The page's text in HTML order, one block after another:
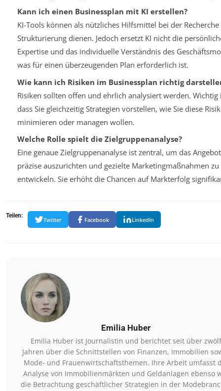
Kann ich einen Businessplan mit KI erstellen?
KI-Tools können als nützliches Hilfsmittel bei der
Strukturierung dienen. Jedoch ersetzt KI nicht die
Expertise und das individuelle Verständnis des
was für einen überzeugenden Plan erforderlich ist.
Wie kann ich Risiken im Businessplan richtig
Risiken sollten offen und ehrlich analysiert werden. Wichtig
dass Sie gleichzeitig Strategien vorstellen, wie Sie diese
minimieren oder managen wollen.
Welche Rolle spielt die Zielgruppenanalyse?
Eine genaue Zielgruppenanalyse ist zentral, um das Angebot
präzise auszurichten und gezielte Marketingmaßnahmen zu
entwickeln. Sie erhöht die Chancen auf Markterfolg
Teilen:
Twitter Facebook LinkedIn
Emilia Huber
Emilia Huber ist Journalistin und berichtet seit über zwölf
Jahren über die Schnittstellen von Finanzen, Immobilien
Mode- und Frauenwirtschaftsthemen. Ihre Arbeit umfasst
Analyse von Immobilienmärkten und Geldanlagen ebenso
die Betrachtung geschäftlicher Strategien in der